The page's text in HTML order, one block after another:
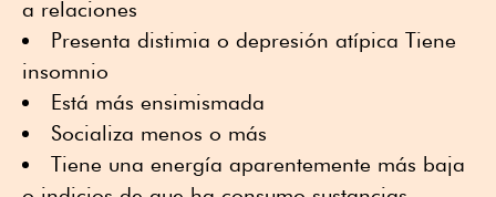
a relaciones
Presenta distimia o depresión atípica Tiene
insomnio
Está más ensimismada
Socializa menos o más
Tiene una energía aparentemente más baja